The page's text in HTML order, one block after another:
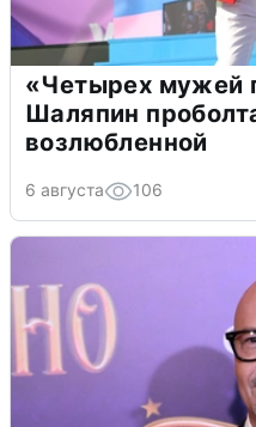
«Четырех мужей
Шаляпин
возлюбленной
6 августа 106